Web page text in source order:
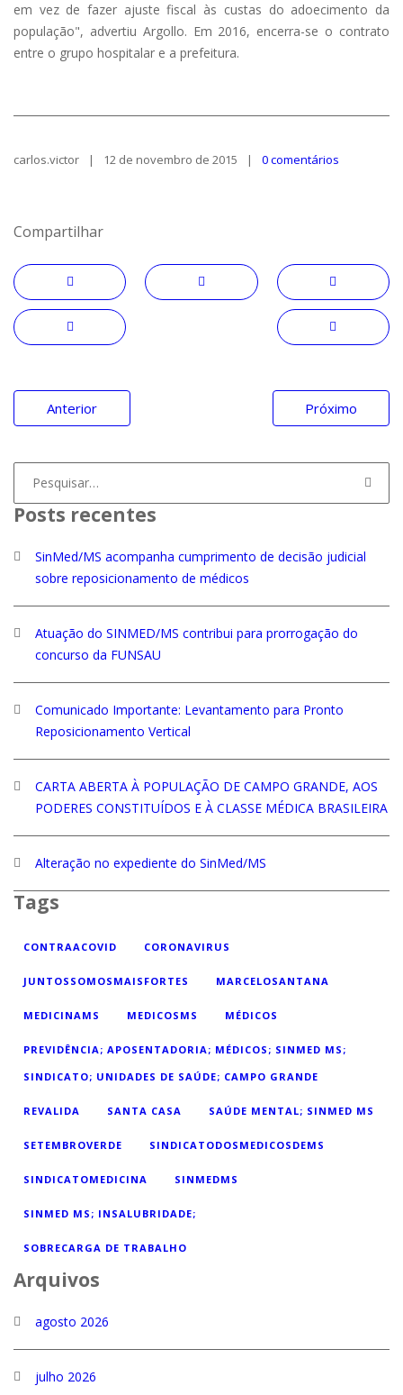
em vez de fazer ajuste fiscal às custas do adoecimento da
população", advertiu Argollo. Em 2016, encerra-se o contrato
entre o grupo hospitalar e a prefeitura.
carlos.victor 12 de novembro de 2015 0 comentários
Compartilhar
Navegação
de
Anterior Próximo
por:
Posts recentes
SinMed/MS acompanha cumprimento de decisão judicial
sobre reposicionamento de médicos
Atuação do SINMED/MS contribui para prorrogação do
concurso da FUNSAU
Comunicado Importante: Levantamento para Pronto
Reposicionamento Vertical
CARTA ABERTA À POPULAÇÃO DE CAMPO GRANDE, AOS
PODERES CONSTITUÍDOS E À CLASSE MÉDICA BRASILEIRA
Alteração no expediente do SinMed/MS
Tags
CONTRAACOVID CORONAVIRUS
JUNTOSSOMOSMAISFORTES MARCELOSANTANA
MEDICINAMS MEDICOSMS MÉDICOS
PREVIDÊNCIA; APOSENTADORIA; MÉDICOS; SINMED MS;
SINDICATO; UNIDADES DE SAÚDE; CAMPO GRANDE
REVALIDA SANTA CASA SAÚDE MENTAL; SINMED MS
SETEMBROVERDE SINDICATODOSMEDICOSDEMS
SINDICATOMEDICINA SINMEDMS
SINMED MS; INSALUBRIDADE;
SOBRECARGA DE TRABALHO
Arquivos
agosto 2026
julho 2026